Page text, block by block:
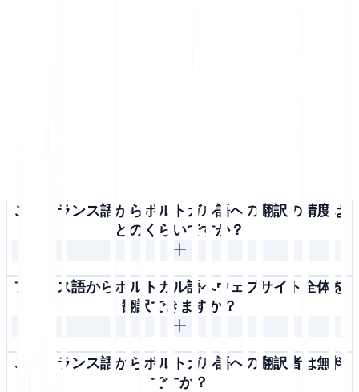
このフランス語からポルトガル語への翻訳の精度は
どのくらいですか？
フランス語からポルトガル語へウェブサイト全体を
翻訳できますか？
このフランス語からポルトガル語への翻訳者は無料
ですか？